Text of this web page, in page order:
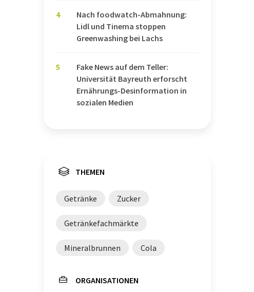
4
Nach foodwatch-Abmahnung:
Lidl und Tinema stoppen
Greenwashing bei Lachs
5
Fake News auf dem Teller:
Universität Bayreuth erforscht
Ernährungs-Desinformation in
sozialen Medien
THEMEN
Getränke Zucker
Getränkefachmärkte
Mineralbrunnen Cola
ORGANISATIONEN